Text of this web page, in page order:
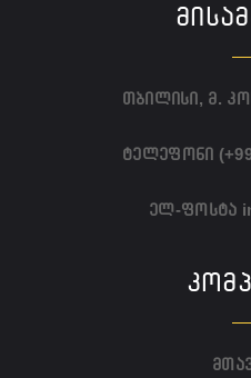
თბილისი, მ.
ტელეფონი
ელ-ფოსტა